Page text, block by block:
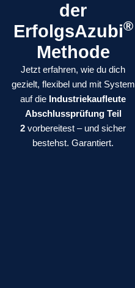
der
ErfolgsAzubi®
Methode
Jetzt erfahren, wie du dich
gezielt, flexibel und mit System
auf die Industriekaufleute
Abschlussprüfung Teil
2 vorbereitest – und sicher
bestehst. Garantiert.